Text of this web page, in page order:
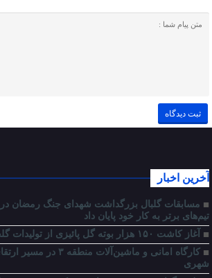
آخرین اخبار
مسابقات گلبال بزرگداشت شهدای جنگ رمضان در
تیم‌های برتر به کار خود پایان داد
آغاز کاشت ۱۵۰ هزار بوته گل پائیزی از تولیدات گلخانه‌های منطقه۸
کارگاه امانی و
شهری